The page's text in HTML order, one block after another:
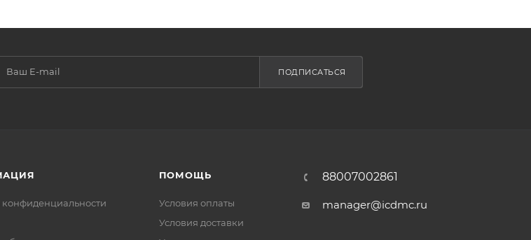
ПОДПИСАТЬСЯ
ПОМОЩЬ
Условия оплаты
Условия доставки
88007002861
manager@icdmc.ru